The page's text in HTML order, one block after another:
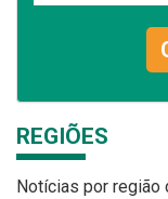
REGIÕES
Notícias por região